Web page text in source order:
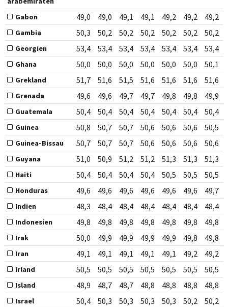
Gabon
49,0 49,0 49,1 49,1 49,2 49,2 49,2
Gambia 50,3 50,2 50,2 50,2 50,2 50,2 50,2
Georgien 53,4 53,4 53,4 53,4 53,4 53,4 53,4
Ghana 50,0 50,0 50,0 50,0 50,0 50,0 50,1
Grekland 51,7 51,6 51,5 51,6 51,6 51,6 51,6
Grenada 49,6 49,6 49,7 49,7 49,8 49,8 49,9
Guatemala 50,4 50,4 50,4 50,4 50,4 50,4 50,4
Guinea 50,8 50,7 50,7 50,6 50,6 50,6 50,5
Guinea-Bissau 50,7 50,7 50,7 50,6 50,6 50,6 50,6
Guyana 51,0 50,9 51,2 51,2 51,3 51,3 51,3
Haiti 50,4 50,4 50,4 50,4 50,5 50,5 50,5
Honduras 49,6 49,6 49,6 49,6 49,6 49,6 49,7
Indien 48,3 48,4 48,4 48,4 48,4 48,4 48,4
Indonesien 49,8 49,8 49,8 49,8 49,8 49,8 49,8
Irak 50,0 49,9 49,9 49,9 49,9 49,8 49,8
Iran 49,1 49,1 49,1 49,1 49,1 49,2 49,2
Irland 50,5 50,5 50,5 50,5 50,5 50,5 50,5
Island 48,9 48,7 48,7 48,8 48,8 48,8 48,8
Israel 50,4 50,3 50,3 50,3 50,3 50,2 50,2